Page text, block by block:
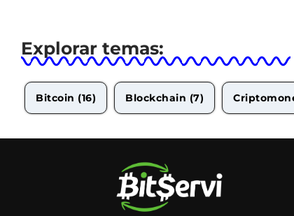
Explorar temas:
Bitcoin (16) Blockchain (7)